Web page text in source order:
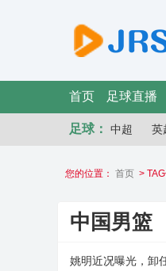
首页 足球直播
足球： 中超 英
您的位置： 首页 >
中国男篮
姚明近况曝光，卸